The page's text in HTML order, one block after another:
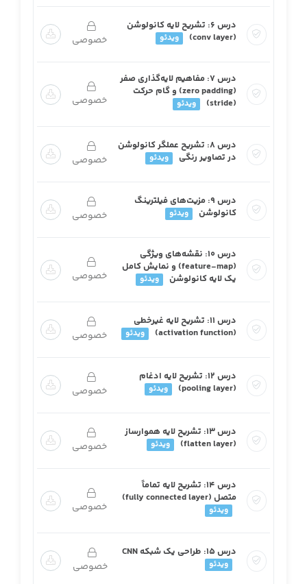
درس ۶: تشریح لایه کانولوشن
(conv layer)
ویدئو خصوصی
درس ۷: مفاهیم لایه‌گذاری صفر
(zero padding) و گام حرکت
(stride)
ویدئو خصوصی
درس ۸: تشریح عملگر کانولوشن
در تصاویر رنگی
ویدئو خصوصی
درس ۹: مزیت‌های فیلترینگ
کانولوشن
ویدئو خصوصی
درس ۱۰: نقشه‌های ویژگی
(feature-map) و نمایش کامل
یک لایه کانولوشن
ویدئو خصوصی
درس ۱۱: تشریح لایه غیرخطی
(activation function)
ویدئو خصوصی
درس ۱۲: تشریح لایه ادغام
(pooling layer)
ویدئو خصوصی
درس ۱۳: تشریح لایه هموارساز
(flatten layer)
ویدئو خصوصی
درس ۱۴: تشریح لایه تماماً
متصل (fully connected layer)
ویدئو خصوصی
درس ۱۵: طراحی یک شبکه CNN
ویدئو خصوصی